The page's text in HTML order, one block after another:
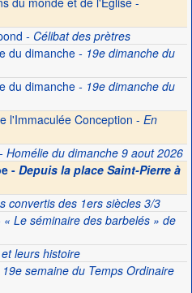
- Célibat des prètres
du dimanche- 19e dimanche du
du dimanche- 19e dimanche du
l'Immaculée Conception - En
Homélie du dimanche 9 aout 2026
- Depuis la place Saint-Pierre à
convertis des 1ers siècles 3/3
Le séminaire des barbelés » de
leurs histoire
semaine du Temps Ordinaire